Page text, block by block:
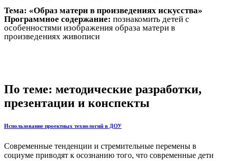
Тема: «Образ матери в произведениях искусства»
Программное содержание: познакомить детей с
особенностями изображения образа матери в
произведениях живописи
По теме: методические разработки,
презентации и конспекты
Использование проектных технологий в ДОУ
Современные тенденции и стремительные перемены в
социуме приводят к осознанию того, что современные дети